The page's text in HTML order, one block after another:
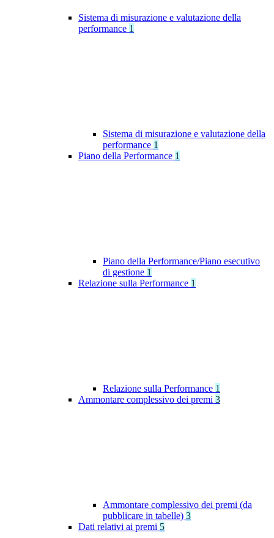
Sistema di misurazione e valutazione della
performance 1
Sistema di misurazione e valutazione della
performance 1
Piano della Performance 1
Piano della Performance/Piano esecutivo
di gestione 1
Relazione sulla Performance 1
Relazione sulla Performance 1
Ammontare complessivo dei premi 3
Ammontare complessivo dei premi (da
pubblicare in tabelle) 3
Dati relativi ai premi 5